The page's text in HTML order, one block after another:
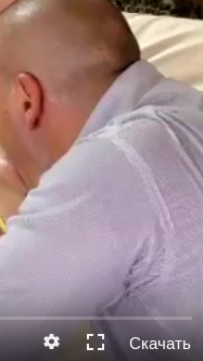
Скачать